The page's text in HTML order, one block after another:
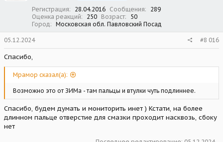
Регистрация 28.04.2016 Сообщения
289
Оценка реакций
250 Возраст
50
Город
Московская обл. Павловский Посад
05.12.2024 #8 016
Спасибо,
Мрамор сказал(а):
Возможно это от ЗИМа - там пальцы и втулки чуть подлиннее.
Спасибо, будем думать и мониторить инет ) Кстати, на более
длинном пальце отверстие для смазки проходит насквозь, сбоку
нет